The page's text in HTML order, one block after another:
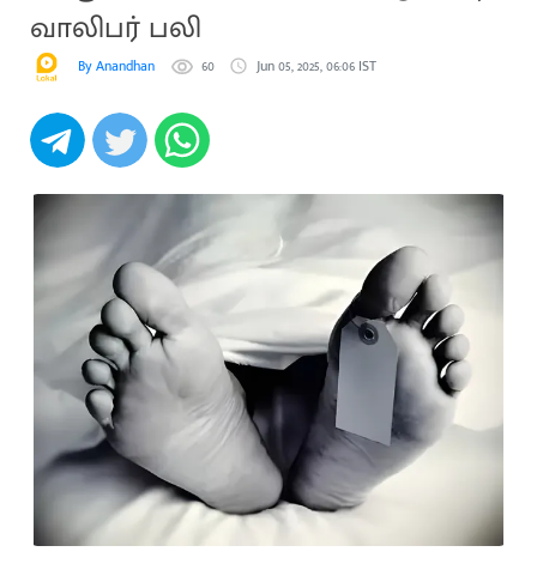
வாலிபர் பலி
By Anandhan 60 Jun 05, 2025, 06:06 IST